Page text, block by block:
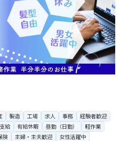
製造 工場 求人 事務
経験者歓迎
給 有給休暇 昼勤（日勤）
軽作業
険 主婦・主夫歓迎
女性活躍中